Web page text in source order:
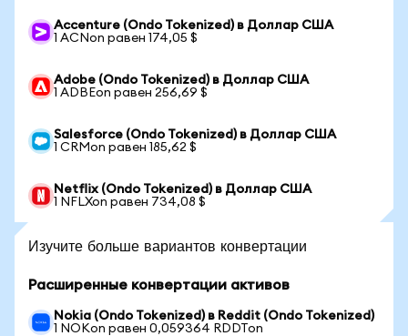
Accenture (Ondo Tokenized) в Доллар США
1 ACNon равен 174,05 $
Adobe (Ondo Tokenized) в Доллар США
1 ADBEon равен 256,69 $
Salesforce (Ondo Tokenized) в Доллар США
1 CRMon равен 185,62 $
Netflix (Ondo Tokenized) в Доллар США
1 NFLXon равен 734,08 $
Изучите больше вариантов конвертации
Расширенные конвертации активов
Nokia (Ondo Tokenized) в Reddit (Ondo Tokenized)
1 NOKon равен 0,059364 RDDTon